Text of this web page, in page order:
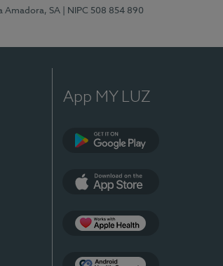
Amadora, SA
| NIPC 508 854 890
App MY LUZ